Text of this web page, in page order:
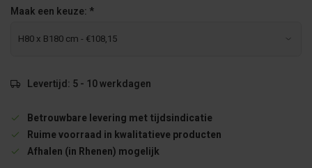
Maak een keuze: *
Levertijd: 5 - 10 werkdagen
Betrouwbare levering met tijdsindicatie
Ruime voorraad in kwalitatieve producten
Afhalen (in Rhenen) mogelijk